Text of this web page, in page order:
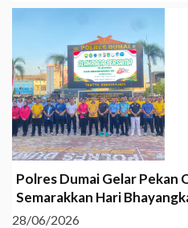
Polres Dumai Gelar Pekan
Semarakkan Hari
28/06/2026